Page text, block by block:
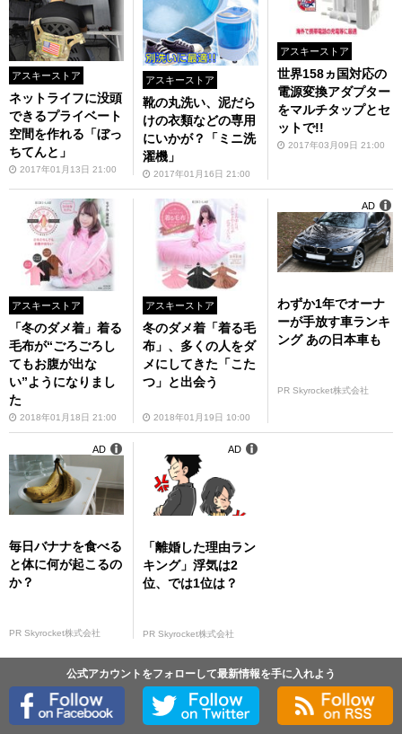
アスキーストア
ネットライフに没頭
できるプライベート
空間を作れる「ぼっ
ちてんと」
2017年01月13日 21:00
アスキーストア
靴の丸洗い、泥だら
けの衣類などの専用
にいかが？「ミニ洗
濯機」
2017年01月16日 21:00
アスキーストア
世界158ヵ国対応の
電源変換アダプター
をマルチタップとセ
ットで!!
2017年03月09日 21:00
アスキーストア
「冬のダメ着」着る
毛布が“ごろごろし
てもお腹が出な
い”ようになりまし
た
2018年01月18日 21:00
アスキーストア
冬のダメ着「着る毛
布」、多くの人をダ
メにしてきた「こた
つ」と出会う
2018年01月19日 10:00
わずか1年でオーナ
ーが手放す車ランキ
ング あの日本車も
PR Skyrocket株式会社
AD
毎日バナナを食べる
と体に何が起こるの
か？
PR Skyrocket株式会社
AD
「離婚した理由ラン
キング」浮気は2
位、では1位は？
PR Skyrocket株式会社
AD
公式アカウントをフォローして最新情報を手に入れよう